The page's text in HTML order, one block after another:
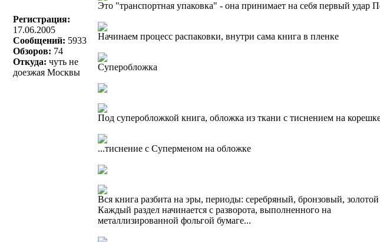
Регистрация:
17.06.2005
Сообщений: 5933
Обзоров: 74
Откуда: чуть не
доезжая Москвы
Это "транспортная упаковка" - она принимает на себя первый удар
Начинаем процесс распаковки, внутри сама книга в пленке
Суперобложка
Под суперобложкой книга, обложка из ткани с тиснением на
...тиснение с Суперменом на обложке
Вся книга разбита на эры, периоды: серебряный, бронзовый, золотой
Каждый раздел начинается с разворота, выполненного на
металлизированной фольгой бумаге...